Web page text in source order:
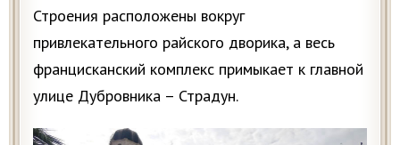
Строения расположены вокруг
привлекательного райского дворика, а весь
францисканский комплекс примыкает к главной
улице Дубровника – Страдун.